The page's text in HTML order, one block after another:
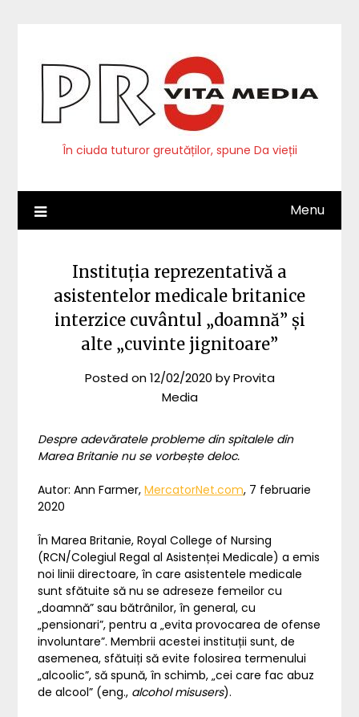
În ciuda tuturor greutăților, spune Da vieții
Menu
Instituția reprezentativă a
asistentelor medicale britanice
interzice cuvântul „doamnă” și
alte „cuvinte jignitoare”
Posted on12/02/2020 byProvita
Media
Despre adevăratele probleme din spitalele din
Marea Britanie nu se vorbește deloc.
Autor: Ann Farmer,MercatorNet.com, 7 februarie
2020
În Marea Britanie, Royal College of Nursing
(RCN/Colegiul Regal al Asistenței Medicale) a emis
noi linii directoare, în care asistentele medicale
sunt sfătuite să nu se adreseze femeilor cu
„doamnă” sau bătrânilor, în general, cu
„pensionari”, pentru a „evita provocarea de ofense
involuntare”. Membrii acestei instituții sunt, de
asemenea, sfătuiți să evite folosirea termenului
„alcoolic”, să spună, în schimb, „cei care fac abuz
de alcool” (eng., alcohol misusers).